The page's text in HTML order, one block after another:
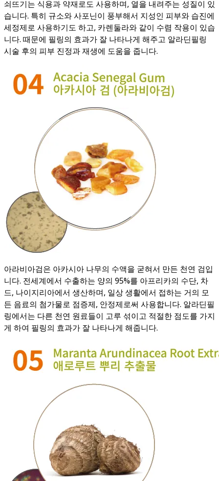
쇠뜨기는 식용과 약재로도 사용하며, 열을 내려주는 성질이 있
습니다. 특히 규소와 사포닌이 풍부해서 지성인 피부와 습진에
세정제로 사용하기도 하고, 카렌둘라와 같이 수렴 작용이 있습
니다. 때문에 필링의 효과가 잘 나타나게 해주고 알라딘필링
시술 후의 피부 진정과 재생에 도움을 줍니다.
아라비아검은 아카시아 나무의 수액을 굳혀서 만든 천연 검입
니다. 전세계에서 수출하는 양의 95%를 아프리카의 수단, 차
드, 나이지리아에서 생산하며, 일상 생활에서 접하는 거의 모
든 음료의 첨가물로 점증제, 안정제로써 사용합니다. 알라딘필
링에서는 다른 천연 원료들이 고루 섞이고 적절한 점도를 가지
게 하여 필링의 효과가 잘 나타나게 해줍니다.